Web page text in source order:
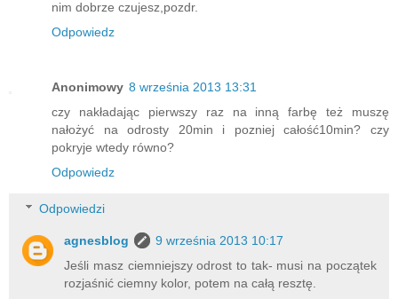
nim dobrze czujesz,pozdr.
Odpowiedz
Anonimowy 8 września 2013 13:31
czy nakładając pierwszy raz na inną farbę też muszę
nałożyć na odrosty 20min i pozniej całość10min? czy
pokryje wtedy równo?
Odpowiedz
Odpowiedzi
agnesblog
9 września 2013 10:17
Jeśli masz ciemniejszy odrost to tak- musi na początek
rozjaśnić ciemny kolor, potem na całą resztę.